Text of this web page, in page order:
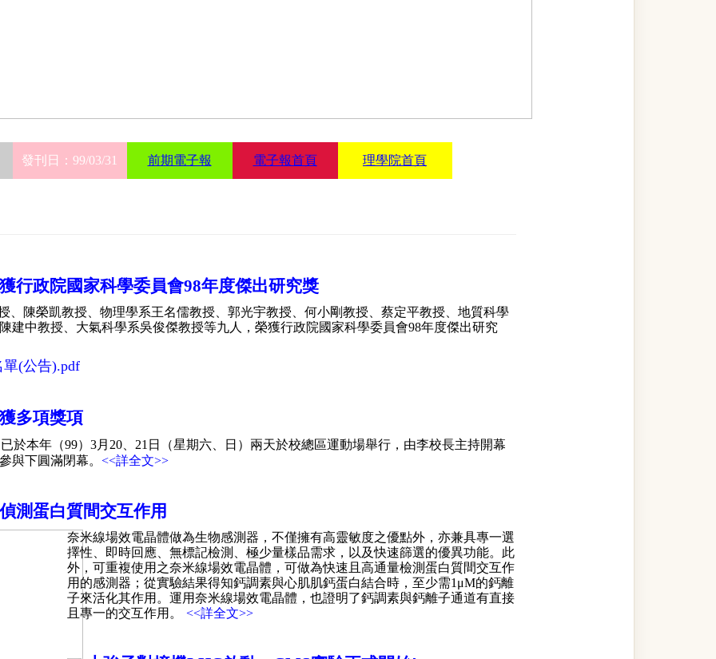
發刊日：99/03/31 前期電子報 電子報首頁 理學院首頁
行政院國家科學委員會98年度傑出研究獎
、陳榮凱教授、物理學系王名儒教授、郭光宇教授、何小剛教授、蔡定平教授、地質科學
建中教授、大氣科學系吳俊傑教授等九人，榮獲行政院國家科學委員會98年度傑出研究
(公告).pdf
多項獎項
本年（99）3月20、21日（星期六、日）兩天於校總區運動場舉行，由李校長主持開幕
與下圓滿閉幕。 <<詳全文>>
測蛋白質間交互作用
奈米線場效電晶體做為生物感測器，不僅擁有高靈敏度之優點外，亦兼具專一選
擇性、即時回應、無標記檢測、極少量樣品需求，以及快速篩選的優異功能。此
外，可重複使用之奈米線場效電晶體，可做為快速且高通量檢測蛋白質間交互作
用的感測器；從實驗結果得知鈣調素與心肌肌鈣蛋白結合時，至少需1μM的鈣離
子來活化其作用。運用奈米線場效電晶體，也證明了鈣調素與鈣離子通道有直接
且專一的交互作用。
<<詳全文>>